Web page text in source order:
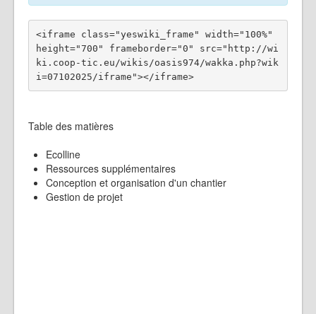
<iframe class="yeswiki_frame" width="100%"
height="700" frameborder="0" src="http://wi
ki.coop-tic.eu/wikis/oasis974/wakka.php?wik
i=07102025/iframe"></iframe>
Table des matières
Ecolline
Ressources supplémentaires
Conception et organisation d'un chantier
Gestion de projet